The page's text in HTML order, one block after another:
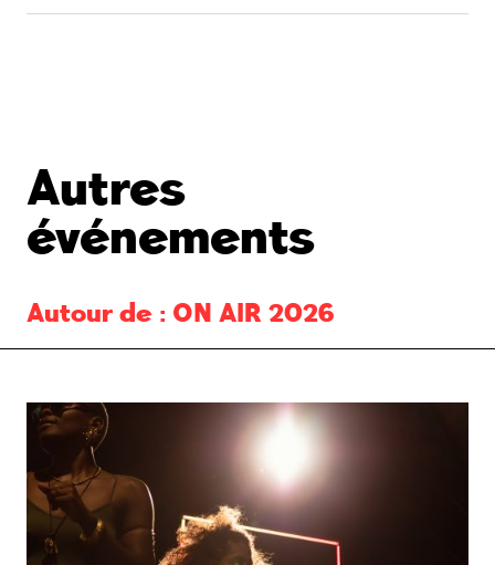
Autres
événements
Autour de : ON AIR 2026